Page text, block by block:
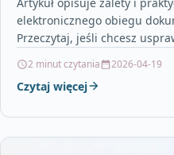
elektronicznego obiegu
Przeczytaj, jeśli chcesz
2 minut czytania 2026-04-19
Czytaj więcej